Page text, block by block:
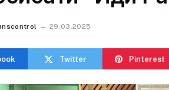
29.03.2025
Twitter Pinterest